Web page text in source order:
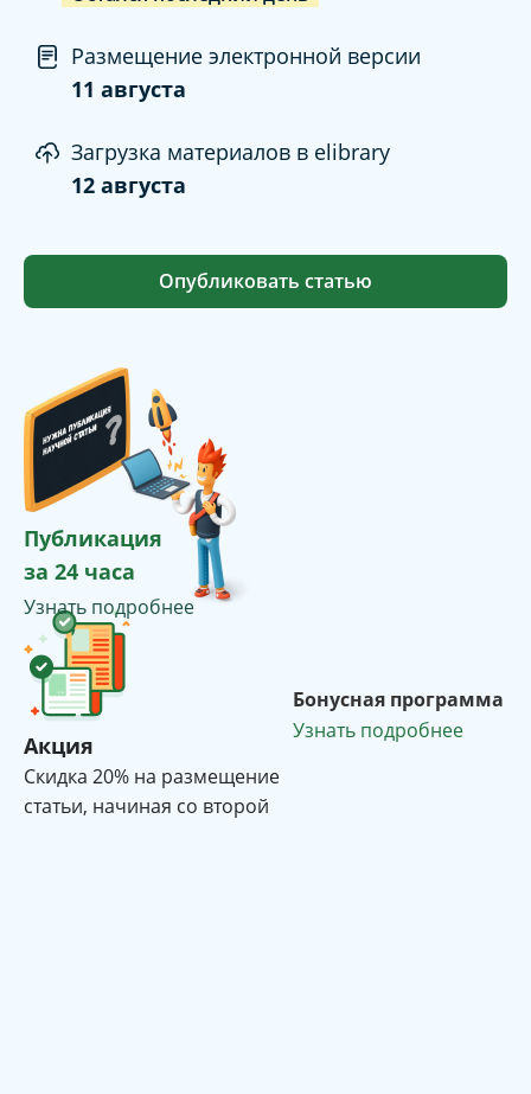
Размещение электронной версии
11 августа
Загрузка материалов в elibrary
12 августа
Опубликовать статью
Публикация
за 24 часа
Узнать подробнее
Акция
Cкидка 20% на размещение
статьи, начиная со второй
Бонусная программа
Узнать подробнее